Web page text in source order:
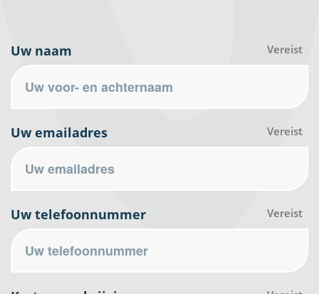
Uw naam Vereist
Uw emailadres Vereist
Uw telefoonnummer Vereist